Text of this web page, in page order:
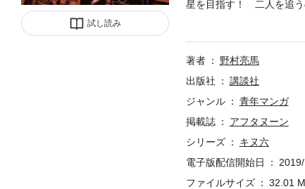
試し読み
星を目指す！ 二人を追う
辿り着くことはできるか
著者
野村亮馬
出版社
講談社
ジャンル
青年マンガ
掲載誌
アフタヌーン
シリーズ
キヌ六
電子版配信開始日
ファイルサイズ
32.01